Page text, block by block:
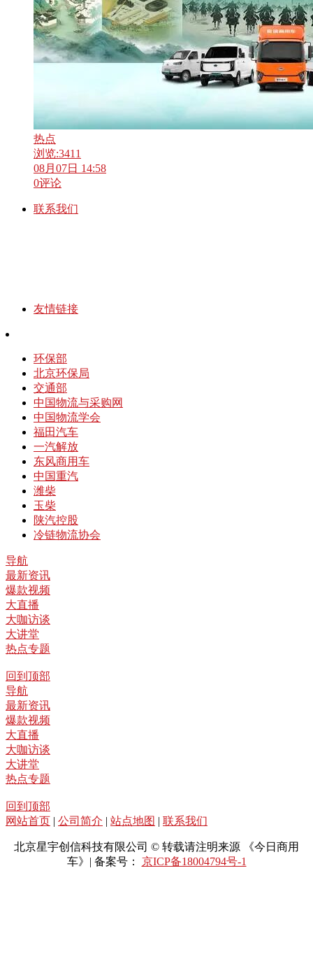
热点
浏览:3411
08月07日 14:58
0评论
联系我们
友情链接
环保部
北京环保局
交通部
中国物流与采购网
中国物流学会
福田汽车
一汽解放
东风商用车
中国重汽
潍柴
玉柴
陕汽控股
冷链物流协会
导航
最新资讯
爆款视频
大直播
大咖访谈
大讲堂
热点专题
回到顶部
导航
最新资讯
爆款视频
大直播
大咖访谈
大讲堂
热点专题
回到顶部
网站首页 | 公司简介 | 站点地图 | 联系我们
北京星宇创信科技有限公司 © 转载请注明来源 《今日商用
车》| 备案号： 京ICP备18004794号-1